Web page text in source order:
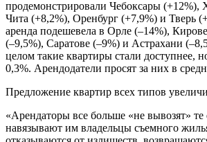
продемонстрировали Чебоксары (+12%),
Чита (+8,2%), Оренбург (+7,9%) и Тверь
аренда подешевела в Орле (–14%),
(–9,5%), Саратове (–9%) и Астрахани
целом такие квартиры стали доступнее,
0,3%. Арендодатели просят за них в
Предложение квартир всех типов
«Арендаторы все больше «не вывозят» те
навязывают им владельцы съемного